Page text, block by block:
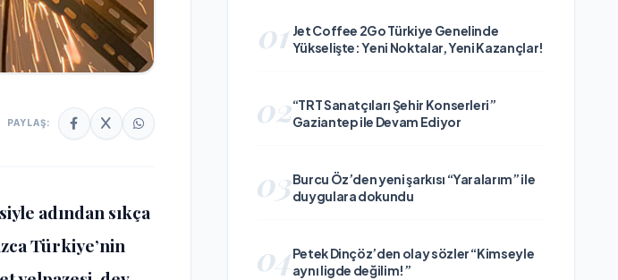
PAYLAŞ:
adından sıkça
Türkiye’nin
01 Jet Coffee 2Go Türkiye Genelinde
Yükselişte: Yeni Noktalar, Yeni Kazançlar!
02“TRT Sanatçıları Şehir Konserleri”
Gaziantep ile Devam Ediyor
03Burcu Öz’den yeni şarkısı “Yaralarım” ile
duygulara dokundu
04Petek Dinçöz’den olay sözler “Kimseyle
aynı ligde değilim!”